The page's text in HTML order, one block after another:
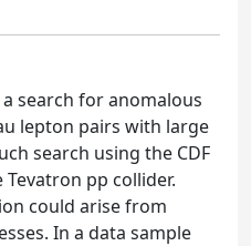
search for anomalous
lepton pairs with large
search using the CDF
pp collider.
could arise from
In a data sample